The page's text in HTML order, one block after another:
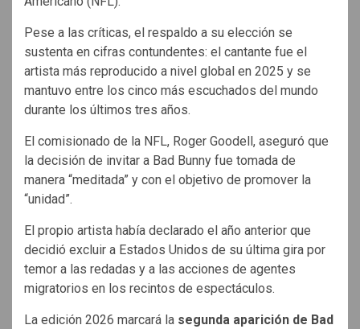
Pese a las críticas, el respaldo a su elección se
sustenta en cifras contundentes: el cantante fue el
artista más reproducido a nivel global en 2025 y se
mantuvo entre los cinco más escuchados del mundo
durante los últimos tres años.
El comisionado de la NFL, Roger Goodell, aseguró que
la decisión de invitar a Bad Bunny fue tomada de
manera “meditada” y con el objetivo de promover la
“unidad”.
El propio artista había declarado el año anterior que
decidió excluir a Estados Unidos de su última gira por
temor a las redadas y a las acciones de agentes
migratorios en los recintos de espectáculos.
La edición 2026 marcará la segunda aparición de Bad